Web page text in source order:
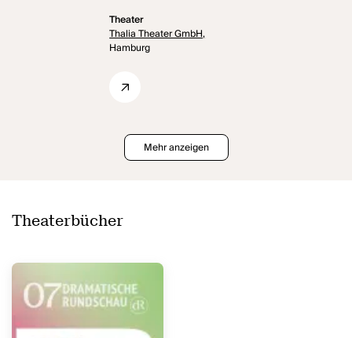
Theater
Thalia Theater GmbH,
Hamburg
Mehr anzeigen
Theaterbücher